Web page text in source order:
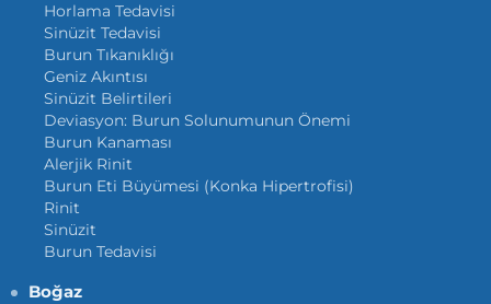
Horlama Tedavisi
Sinüzit Tedavisi
Burun Tıkanıklığı
Geniz Akıntısı
Sinüzit Belirtileri
Deviasyon: Burun Solunumunun Önemi
Burun Kanaması
Alerjik Rinit
Burun Eti Büyümesi (Konka Hipertrofisi)
Rinit
Sinüzit
Burun Tedavisi
Boğaz